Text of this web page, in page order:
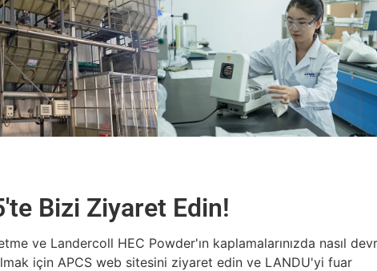
Bizi Ziyaret Edin!
ve Landercoll HEC Powder'ın kaplamalarınızda nasıl
için APCS web sitesini ziyaret edin ve LANDU'yi fuar